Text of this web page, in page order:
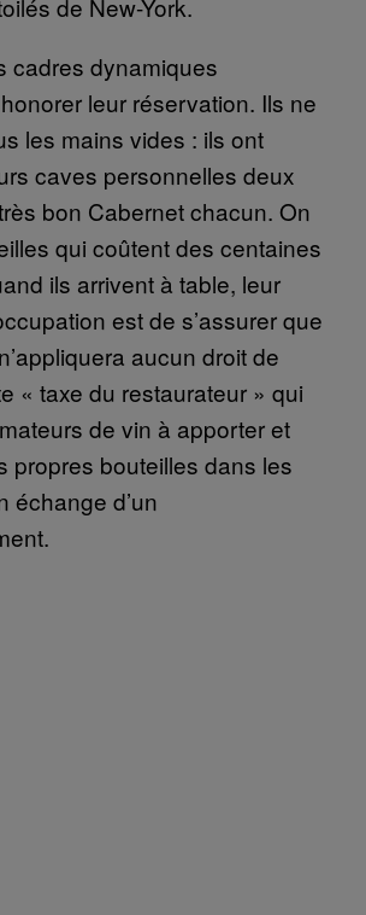
cadres dynamiques
leur réservation. Ils ne
les mains vides : ils ont
caves personnelles deux
bon Cabernet chacun. On
qui coûtent des centaines
ils arrivent à table, leur
est de s’assurer que
aucun droit de
« taxe du restaurateur » qui
de vin à apporter et
propres bouteilles dans les
échange d’un